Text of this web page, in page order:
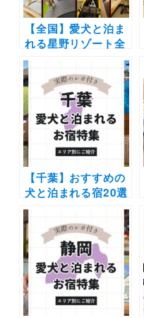
【全国】愛犬と泊ま
れる星野リゾート全
42施設大特集！実際
のお泊まり写真レポ
や口コミも | 大切な
ペットと特別な旅行
を楽しもう♪
【千葉】おすすめの
犬と泊まれる宿20選
（実際のおでかけレ
ポあり）露天風呂や
プライベートドッグ
ラン付きなどを厳選